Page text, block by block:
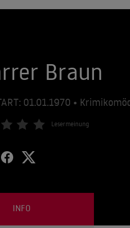
Braun
01.01.1970 •
Lesermeinung
INFO